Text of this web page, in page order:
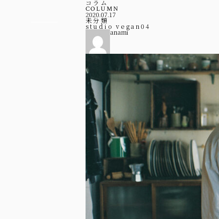
コラム
COLUMN
2020.07.17
未分類
studio vegan04
anami